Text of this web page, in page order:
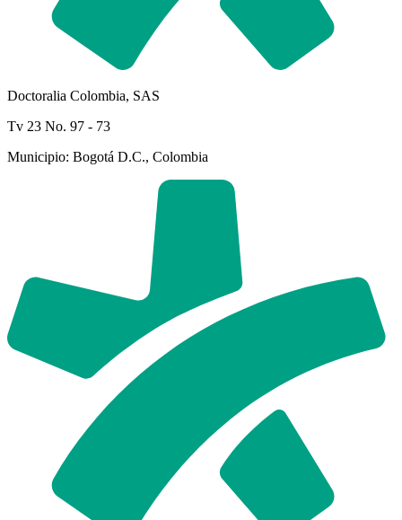
Doctoralia Colombia, SAS
Tv 23 No. 97 - 73
Municipio: Bogotá D.C., Colombia